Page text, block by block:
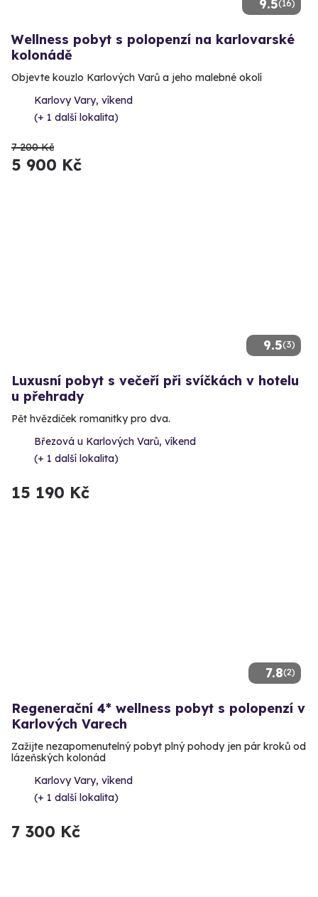
9.5(16)
Wellness pobyt s polopenzí na karlovarské
kolonádě
Objevte kouzlo Karlových Varů a jeho malebné okolí
Karlovy Vary, víkend
(+ 1 další lokalita)
7 200 Kč
5 900 Kč
9.5(3)
Luxusní pobyt s večeří při svíčkách v hotelu
u přehrady
Pět hvězdiček romanitky pro dva.
Březová u Karlových Varů, víkend
(+ 1 další lokalita)
15 190 Kč
7.8(2)
Regenerační 4* wellness pobyt s polopenzí v
Karlových Varech
Zažijte nezapomenutelný pobyt plný pohody jen pár kroků od
lázeňských kolonád
Karlovy Vary, víkend
(+ 1 další lokalita)
7 300 Kč